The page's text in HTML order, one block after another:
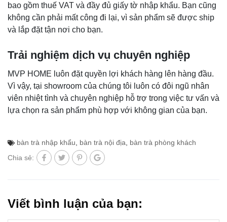
bao gồm thuế VAT và đầy đủ giấy tờ nhập khẩu. Bạn cũng
không cần phải mất công đi lại, vì sản phẩm sẽ được ship
và lắp đặt tận nơi cho bạn.
Trải nghiệm dịch vụ chuyên nghiệp
MVP HOME luôn đặt quyền lợi khách hàng lên hàng đầu.
Vì vậy, tại showroom của chúng tôi luôn có đôi ngũ nhân
viên nhiệt tình và chuyên nghiệp hỗ trợ trong việc tư vấn và
lựa chọn ra sản phẩm phù hợp với không gian của bạn.
bàn trà nhập khẩu bàn trà nội địa
bàn trà phòng khách
Chia sẻ:
Viết bình luận của bạn: